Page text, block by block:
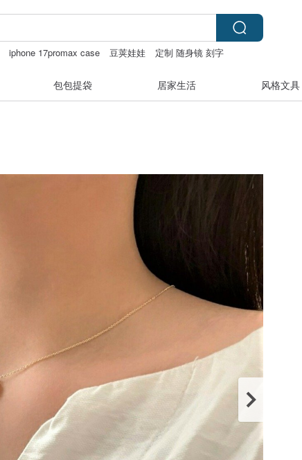
iphone 17promax case 豆荚娃娃
定制 随身镜 刻字
包包提袋 居家生活 风格文具